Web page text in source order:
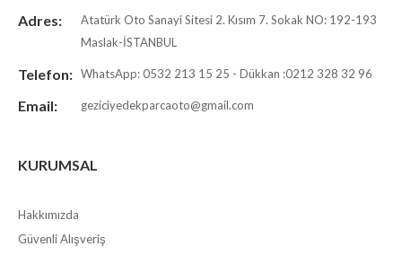
Adres:
Atatürk Oto Sanayi Sitesi 2. Kısım 7. Sokak NO: 192-193
Maslak-İSTANBUL
Telefon: WhatsApp: 0532 213 15 25 - Dükkan :0212 328 32 96
Email: geziciyedekparcaoto@gmail.com
KURUMSAL
Hakkımızda
Güvenli Alışveriş